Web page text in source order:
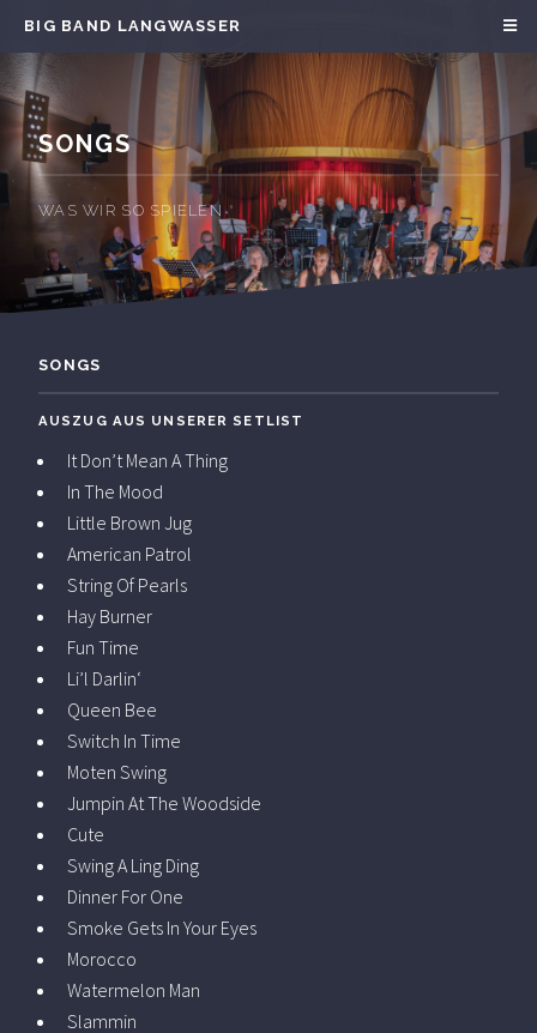
BIG BAND LANGWASSER
SONGS
WAS WIR SO SPIELEN
SONGS
AUSZUG AUS UNSERER SETLIST
It Don’t Mean A Thing
In The Mood
Little Brown Jug
American Patrol
String Of Pearls
Hay Burner
Fun Time
Li’l Darlin‘
Queen Bee
Switch In Time
Moten Swing
Jumpin At The Woodside
Cute
Swing A Ling Ding
Dinner For One
Smoke Gets In Your Eyes
Morocco
Watermelon Man
Slammin